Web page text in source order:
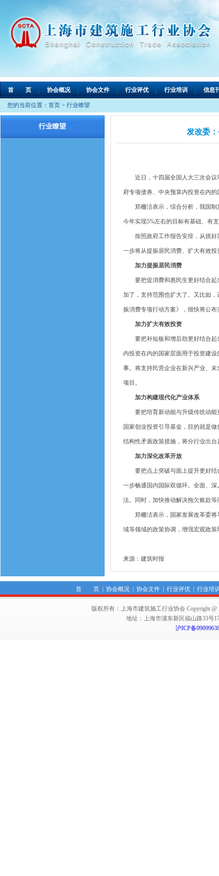
首 页 协会概况 协会文件 行业评优 行业培训 信息
您的当前位置： 首页 > 行业瞭望
行业瞭望
发改委
近日，十四届全国人大三次会议
府专项债券、中央预算内投资在内
郑栅洁表示，综合分析，我国制
今年实现5%左右的目标有基础、有
按照政府工作报告安排，从抓好
一步将从提振居民消费、扩大有效
加力提振居民消费
要把促消费和惠民生更好结合起来
加了，支持范围也扩大了。又比如
振消费专项行动方案》，很快将公布
加力扩大有效投资
要把补短板和增后劲更好结合起
内投资在内的国家层面用于投资建
事。将支持民营企业在新兴产业、
项目。
加力构建现代化产业体系
要把培育新动能与升级传统动能
国家创业投资引导基金，目的就是
结构性矛盾政策措施，将分行业出
加力深化改革开放
要把点上突破与面上提升更好结
一步畅通国内国际双循环。全面、
法。同时，加快推动解决拖欠账款等
郑栅洁表示，国家发展改革委将
域等领域的政策协调，增强宏观政
来源：建筑时报
首 页| 协会概况| 协会文件| 行业评优| 行业培
版权所有：上海市建筑施工行业协会 Copyright @
地址：上海市浦东新区福山路33号
沪ICP备